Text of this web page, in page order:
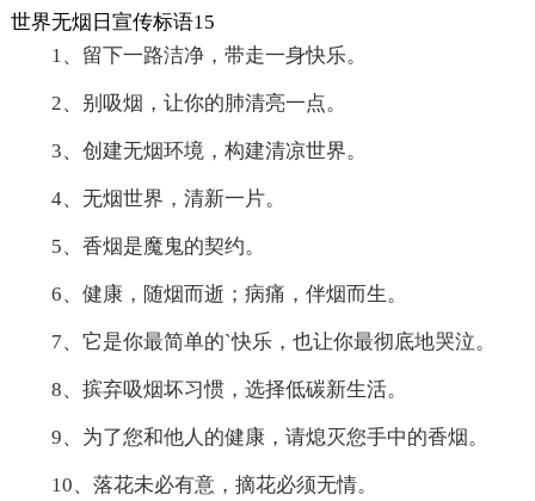
世界无烟日宣传标语15
1、留下一路洁净，带走一身快乐。
2、别吸烟，让你的肺清亮一点。
3、创建无烟环境，构建清凉世界。
4、无烟世界，清新一片。
5、香烟是魔鬼的契约。
6、健康，随烟而逝；病痛，伴烟而生。
7、它是你最简单的`快乐，也让你最彻底地哭泣。
8、摈弃吸烟坏习惯，选择低碳新生活。
9、为了您和他人的健康，请熄灭您手中的香烟。
10、落花未必有意，摘花必须无情。